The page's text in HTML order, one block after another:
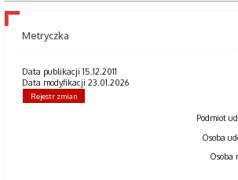
Metryczka
Data publikacji 15.12.2011
Data modyfikacji 23.01.2026
Rejestr zmian
Podmiot
Osoba
Osoba